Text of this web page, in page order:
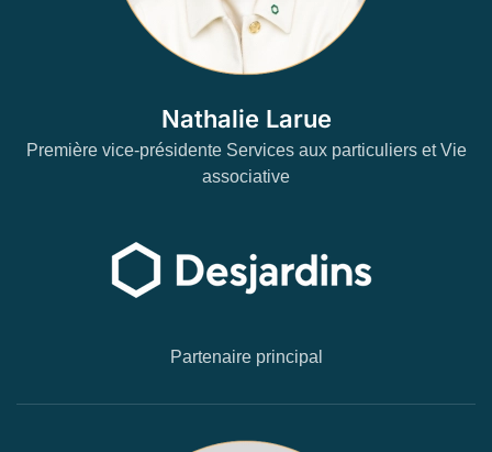
Nathalie Larue
Première vice-présidente Services aux particuliers et Vie
associative
Partenaire principal